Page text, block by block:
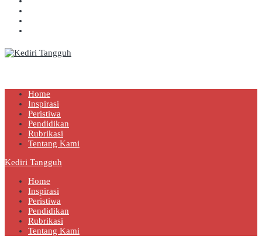
Home
Inspirasi
Peristiwa
Pendidikan
Rubrikasi
Tentang Kami
Kediri Tangguh
Home
Inspirasi
Peristiwa
Pendidikan
Rubrikasi
Tentang Kami